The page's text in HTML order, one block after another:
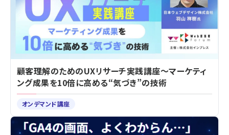
顧客理解のためのUXリサーチ実践講座～マーケティ
ング成果を10倍に高める“気づき”の技術
オンデマンド講座